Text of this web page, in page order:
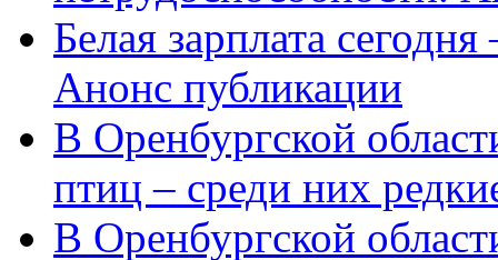
Белая зарплата
Анонс публикации
В Оренбургской
птиц – среди них
В Оренбургской